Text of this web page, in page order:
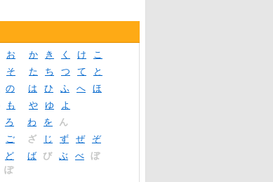
お か き く け
こ
そ た ち つ て
と
の は ひ ふ へ
ほ
も や ゆ
よ
ろ わ を
ん
ご ざ じ ず ぜ
ぞ
ど ば び ぶ べ
ぼ
ぽ